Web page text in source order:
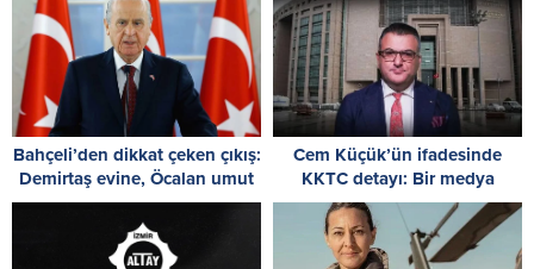
Bahçeli’den dikkat çeken çıkış:
Demirtaş evine, Öcalan umut
hakkına kavuşmalı
Cem Küçük’ün ifadesinde
KKTC detayı: Bir medya
kuruluşundan 17 işlemde 77
bin 983 TL aldığını söyledi